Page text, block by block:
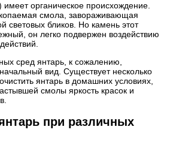
органическое происхождение.
смола, завораживающая
световых бликов. Но камень этот
он легко подвержен воздействию
сред янтарь, к сожалению,
вид. Существует несколько
янтарь в домашних условиях,
смолы яркость красок и
при различных